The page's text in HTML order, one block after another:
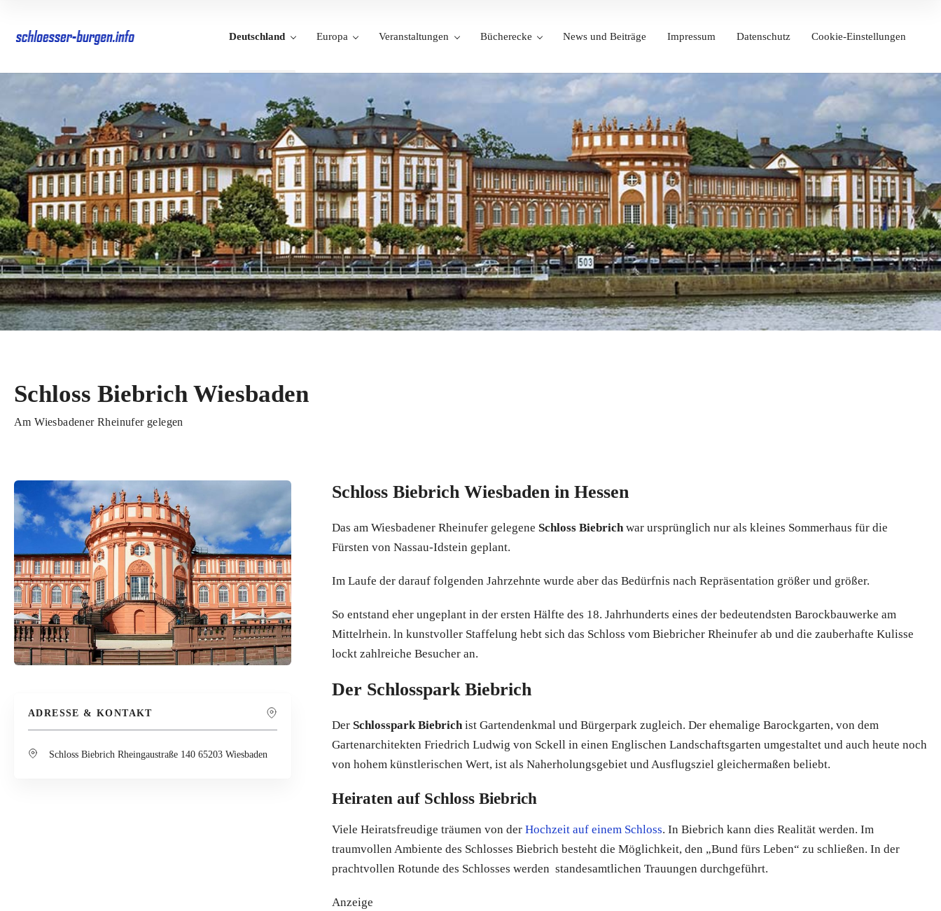
Deutschland Europa Veranstaltungen Bücherecke News und Beiträge Impressum Datenschutz Cookie-Einstellungen
Schloss Biebrich Wiesbaden
Am Wiesbadener Rheinufer gelegen
ADRESSE & KONTAKT
Schloss Biebrich Rheingaustraße 140 65203 Wiesbaden
Schloss Biebrich Wiesbaden in Hessen
Das am Wiesbadener Rheinufer gelegene Schloss Biebrichwar ursprünglich nur als kleines Sommerhaus für die
Fürsten von Nassau-Idstein geplant.
Im Laufe der darauf folgenden Jahrzehnte wurde aber das Bedürfnis nach Repräsentation größer und größer.
So entstand eher ungeplant in der ersten Hälfte des 18. Jahrhunderts eines der bedeutendsten Barockbauwerke am
Mittelrhein. ln kunstvoller Staffelung hebt sich das Schloss vom Biebricher Rheinufer ab und die zauberhafte Kulisse
lockt zahlreiche Besucher an.
Der Schlosspark Biebrich
Der Schlosspark Biebrichist Gartendenkmal und Bürgerpark zugleich. Der ehemalige Barockgarten, von dem
Gartenarchitekten Friedrich Ludwig von Sckell in einen Englischen Landschaftsgarten umgestaltet und auch heute noch
von hohem künstlerischen Wert, ist als Naherholungsgebiet und Ausflugsziel gleichermaßen beliebt.
Heiraten auf Schloss Biebrich
Viele Heiratsfreudige träumen von der Hochzeit auf einem Schloss. In Biebrich kann dies Realität werden. Im
traumvollen Ambiente des Schlosses Biebrich besteht die Möglichkeit, den „Bund fürs Leben“ zu schließen. In der
prachtvollen Rotunde des Schlosses werden standesamtlichen Trauungen durchgeführt.
Anzeige